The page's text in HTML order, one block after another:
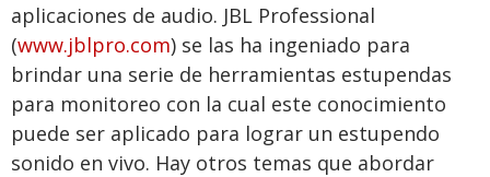
aplicaciones de audio. JBL Professional
(www.jblpro.com) se las ha ingeniado para
brindar una serie de herramientas estupendas
para monitoreo con la cual este conocimiento
puede ser aplicado para lograr un estupendo
sonido en vivo. Hay otros temas que abordar